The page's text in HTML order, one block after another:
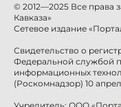
© 2012—2025 Все
Кавказа»
Сетевое издание
Свидетельство о
Федеральной службой
информационных
(Роскомнадзор) 10